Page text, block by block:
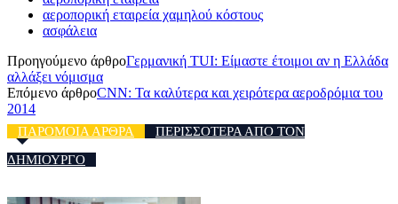
αεροπορική εταιρεία χαμηλού κόστους
ασφάλεια
Προηγούμενο άρθροΓερμανική TUI: Είμαστε έτοιμοι αν η Ελλάδα
αλλάξει νόμισμα
Επόμενο άρθροCNN: Τα καλύτερα και χειρότερα αεροδρόμια του
2014
ΠΑΡΟΜΟΙΑ ΑΡΘΡΑ
ΠΕΡΙΣΣΟΤΕΡΑ ΑΠΟ ΤΟΝ
ΔΗΜΙΟΥΡΓΟ